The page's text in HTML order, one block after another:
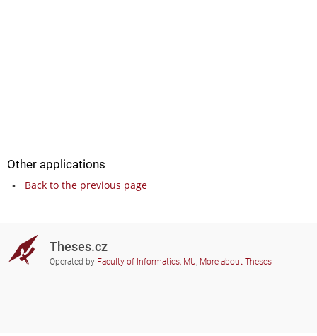
Other applications
Back to the previous page
Theses.cz
Operated by Faculty of Informatics, MU, More about Theses